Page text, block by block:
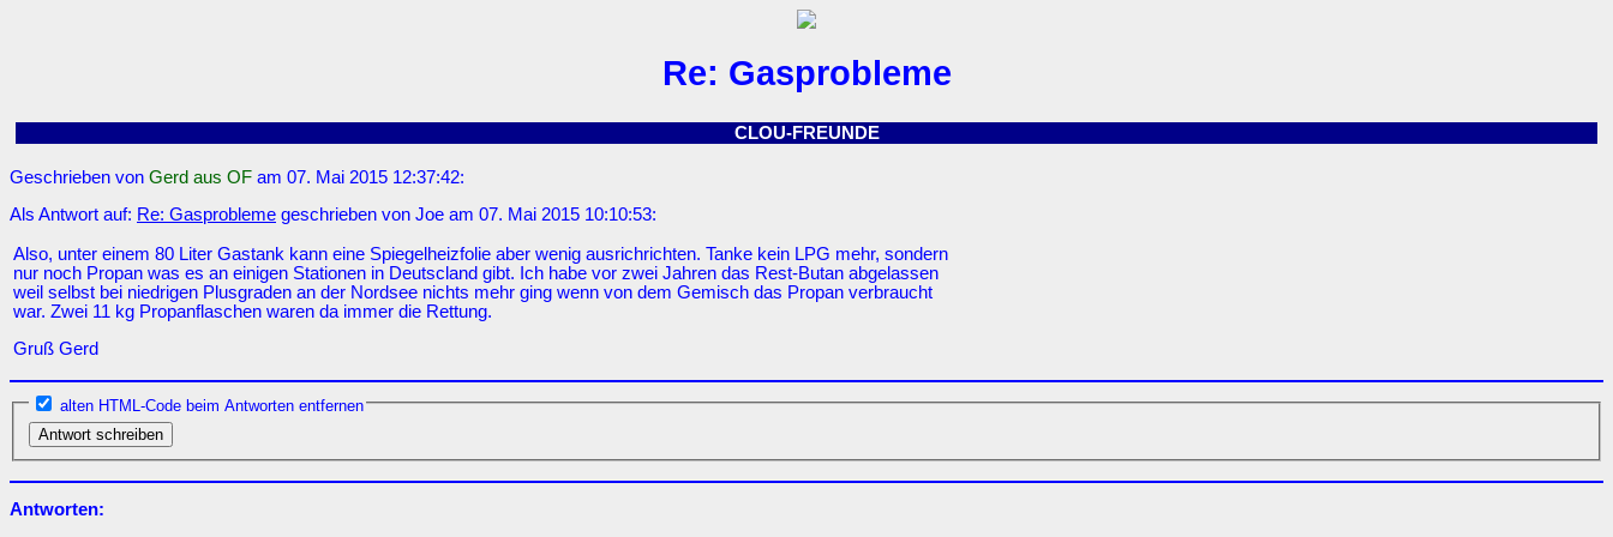
Re: Gasprobleme
CLOU-FREUNDE
Geschrieben von Gerd aus OF am 07. Mai 2015 12:37:42:
Als Antwort auf: Re: Gasprobleme geschrieben von Joe am 07. Mai 2015 10:10:53:
Also, unter einem 80 Liter Gastank kann eine Spiegelheizfolie aber wenig ausrichrichten. Tanke kein LPG mehr, sondern
nur noch Propan was es an einigen Stationen in Deutscland gibt. Ich habe vor zwei Jahren das Rest-Butan abgelassen
weil selbst bei niedrigen Plusgraden an der Nordsee nichts mehr ging wenn von dem Gemisch das Propan verbraucht
war. Zwei 11 kg Propanflaschen waren da immer die Rettung.
Gruß Gerd
alten HTML-Code beim Antworten entfernen
Antworten: